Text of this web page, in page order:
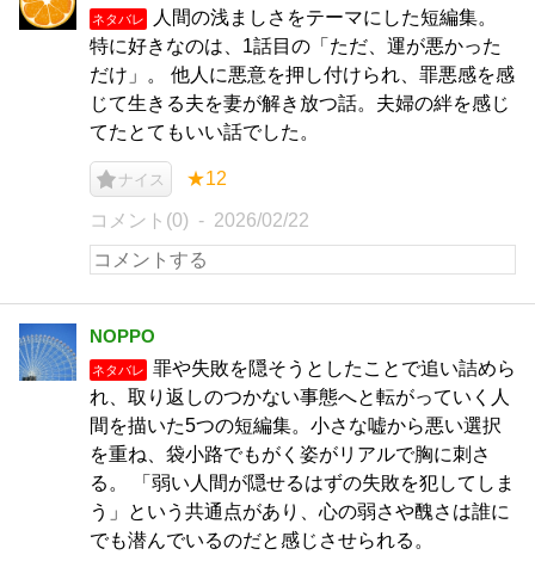
ネタバレ
人間の浅ましさをテーマにした短編集。
特に好きなのは、1話目の「ただ、運が悪かった
だけ」。 他人に悪意を押し付けられ、罪悪感を感
じて生きる夫を妻が解き放つ話。夫婦の絆を感じ
てたとてもいい話でした。
ナイス ★12
コメント(0) 2026/02/22
NOPPO
ネタバレ
罪や失敗を隠そうとしたことで追い詰めら
れ、取り返しのつかない事態へと転がっていく人
間を描いた5つの短編集。小さな嘘から悪い選択
を重ね、袋小路でもがく姿がリアルで胸に刺さ
る。 「弱い人間が隠せるはずの失敗を犯してしま
う」という共通点があり、心の弱さや醜さは誰に
でも潜んでいるのだと感じさせられる。